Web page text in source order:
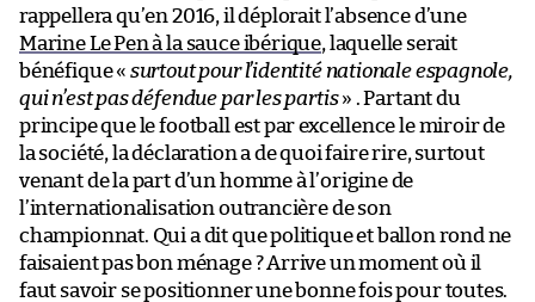
rappellera qu’en 2016, il déplorait l’absence d’une
Marine Le Pen à la sauce ibérique, laquelle serait
bénéfique « surtout pour l’identité nationale espagnole,
qui n’est pas défendue par les partis» . Partant du
principe que le football est par excellence le miroir de
la société, la déclaration a de quoi faire rire, surtout
venant de la part d’un homme à l’origine de
l’internationalisation outrancière de son
championnat. Qui a dit que politique et ballon rond ne
faisaient pas bon ménage ? Arrive un moment où il
faut savoir se positionner une bonne fois pour toutes.